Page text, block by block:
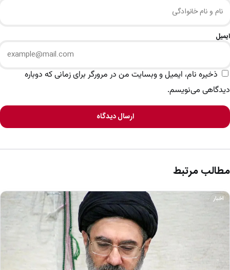
ایمیل
ذخیره نام، ایمیل و وبسایت من در مرورگر برای زمانی که دوباره
دیدگاهی می‌نویسم.
ارسال دیدگاه
مطالب مرتبط
اخبار